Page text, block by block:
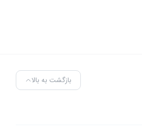
بازگشت به بالا